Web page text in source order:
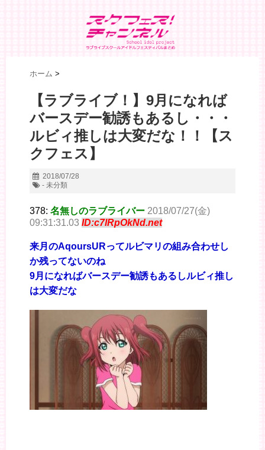
ホーム >
【ラブライブ！】9月になれば
バースデー勧誘もあるし・・・
ルビィ推しは大変だな！！【ス
クフェス】
2018/07/28
- 未分類
378: 名無しのラブライバー 2018/07/27(金)
09:31:31.03 ID:c7lRpOkNd.net
来月のAqoursURってルビマリの組み合わせし
か残ってないのね
9月になればバースデー勧誘もあるしルビィ推し
は大変だな